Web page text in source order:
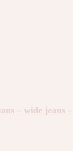
– wide jeans –